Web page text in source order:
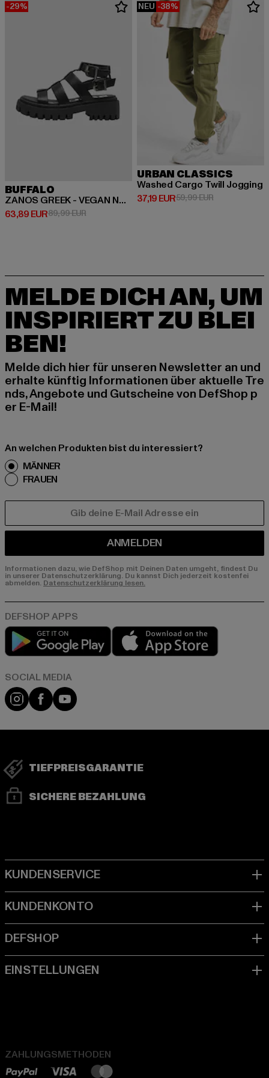
-29%
BUFFALO
ZANOS GREEK - VEGAN NAPPA
63,89 EUR
Derzeitiger Preis: 63,89 EUR
89,99 EURAktionspreis: 89,99 EUR
NEU -38%
URBAN CLASSICS
Washed Cargo Twill Jogging
37,19 EUR
Derzeitiger Preis: 37,19 EUR
59,99 EURAktionspreis:
MELDE DICH AN, UM
INSPIRIERT ZU BLEI
BEN!
Melde dich hier für unseren Newsletter an und
erhalte künftig Informationen über aktuelle Tre
nds, Angebote und Gutscheine von DefShop p
er E-Mail!
An welchen Produkten bist du interessiert?
MÄNNER
FRAUEN
ANMELDEN
Informationen dazu, wie DefShop mit Deinen Daten umgeht, findest Du
in unserer Datenschutzerklärung. Du kannst Dich jederzeit kostenfei
abmelden. Datenschutzerklärung lesen.
Play market
Instagram
FacebookYouTube
TIEFPREISGARANTIE
SICHERE BEZAHLUNG
ZAHLUNGSMETHODEN